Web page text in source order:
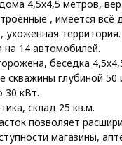
4,5х4,5 метров,
, имеется всё
территория.
на 14 автомобилей.
беседка
скважины глубиной
30 кВт.
склад 25 кв.м.
позволяет
магазины,